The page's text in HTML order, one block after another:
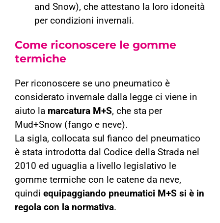
and Snow), che attestano la loro idoneità
per condizioni invernali.
Come riconoscere le gomme
termiche
Per riconoscere se uno pneumatico è
considerato invernale dalla legge ci viene in
aiuto la marcatura M+S, che sta per
Mud+Snow (fango e neve).
La sigla, collocata sul fianco del pneumatico
è stata introdotta dal Codice della Strada nel
2010 ed uguaglia a livello legislativo le
gomme termiche con le catene da neve,
quindi equipaggiando pneumatici M+S si è in
regola con la normativa.